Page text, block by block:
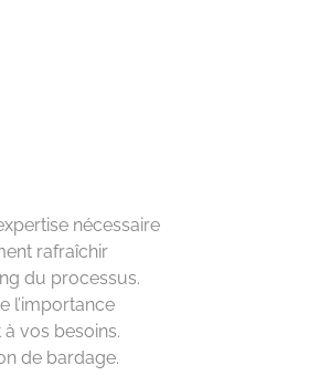
nécessaire
rafraîchir
du processus.
l’importance
vos besoins.
de bardage.